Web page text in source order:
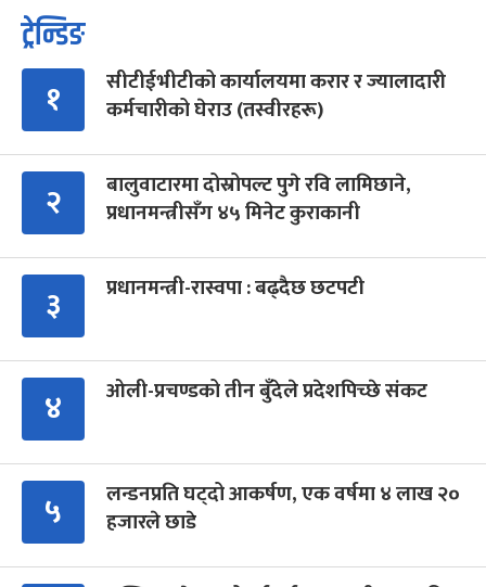
ट्रेन्डिङ
१
सीटीईभीटीको कार्यालयमा करार र ज्यालादारी
कर्मचारीको घेराउ (तस्वीरहरू)
२
बालुवाटारमा दोस्रोपल्ट पुगे रवि लामिछाने,
प्रधानमन्त्रीसँग ४५ मिनेट कुराकानी
३ प्रधानमन्त्री-रास्वपा : बढ्दैछ छटपटी
४ ओली-प्रचण्डको तीन बुँदेले प्रदेशपिच्छे संकट
५
लन्डनप्रति घट्दो आकर्षण, एक वर्षमा ४ लाख २०
हजारले छाडे